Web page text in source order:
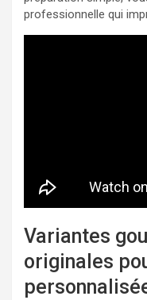
professionnelle qui
Variantes
originales